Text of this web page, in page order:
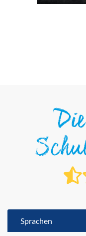
Die
Sprachen